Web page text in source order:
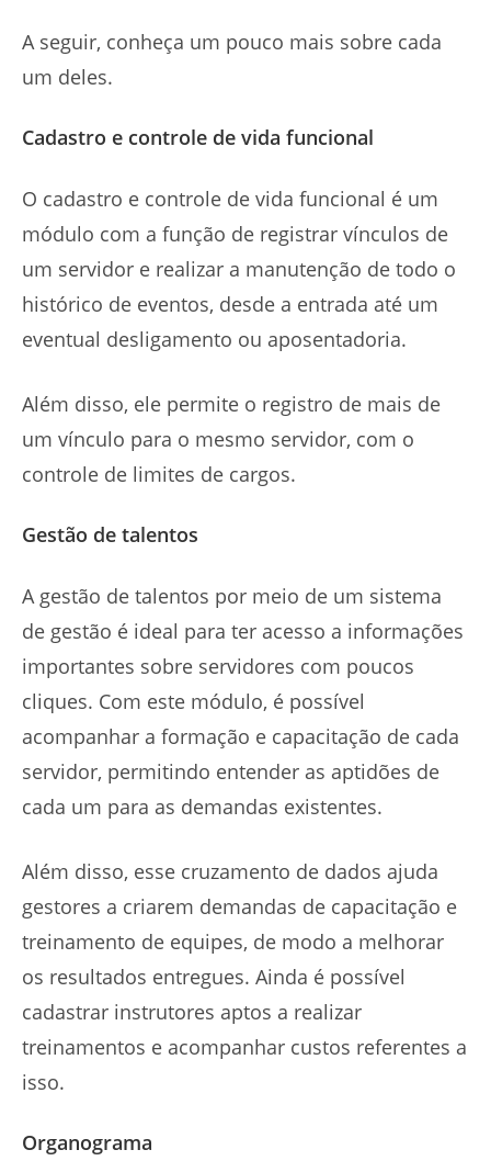
A seguir, conheça um pouco mais sobre cada
um deles.
Cadastro e controle de vida funcional
O cadastro e controle de vida funcional é um
módulo com a função de registrar vínculos de
um servidor e realizar a manutenção de todo o
histórico de eventos, desde a entrada até um
eventual desligamento ou aposentadoria.
Além disso, ele permite o registro de mais de
um vínculo para o mesmo servidor, com o
controle de limites de cargos.
Gestão de talentos
A gestão de talentos por meio de um sistema
de gestão é ideal para ter acesso a informações
importantes sobre servidores com poucos
cliques. Com este módulo, é possível
acompanhar a formação e capacitação de cada
servidor, permitindo entender as aptidões de
cada um para as demandas existentes.
Além disso, esse cruzamento de dados ajuda
gestores a criarem demandas de capacitação e
treinamento de equipes, de modo a melhorar
os resultados entregues. Ainda é possível
cadastrar instrutores aptos a realizar
treinamentos e acompanhar custos referentes a
isso.
Organograma